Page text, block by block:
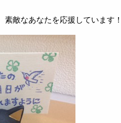
素敵なあなたを応援しています！